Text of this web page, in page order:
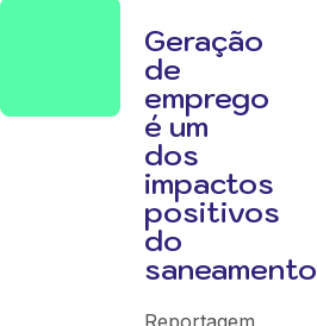
Geração
de
emprego
é um
dos
impactos
positivos
do
saneamento
Reportagem